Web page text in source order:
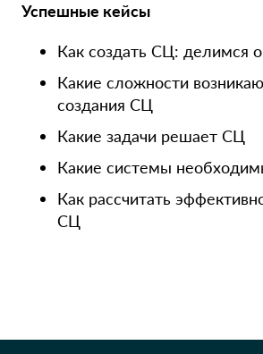
Успешные кейсы
Как создать СЦ: делимся
Какие сложности
создания СЦ
Какие задачи решает СЦ
Какие системы
Как рассчитать
СЦ